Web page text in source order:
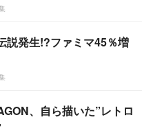
説発生!?ファミマ45％増
、自ら描いた”レトロ